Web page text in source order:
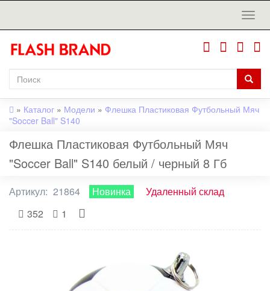
» Каталог » Модели » Флешка Пластиковая Футбольный Мяч
"Soccer Ball" S140
Флешка Пластиковая Футбольный Мяч
"Soccer Ball" S140 белый / черный 8 Гб
Артикул: 21864 Новинка
Удаленный склад
352
1